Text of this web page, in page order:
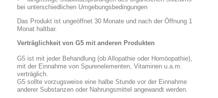
bei unterschiedlichen Umgebungsbedingungen
Das Produkt ist ungeöffnet 30 Monate und nach der Öffnung 1
Monat haltbar.
Verträglichkeit von G5 mit anderen Produkten
G5 ist mit jeder Behandlung (ob Allopathie oder Homöopathie),
mit der Einnahme von Spurenelementen, Vitaminen u.a.m.
verträglich.
G5 sollte vorzugsweise eine halbe Stunde vor der Einnahme
anderer Substanzen oder Nahrungsmittel angewandt werden.